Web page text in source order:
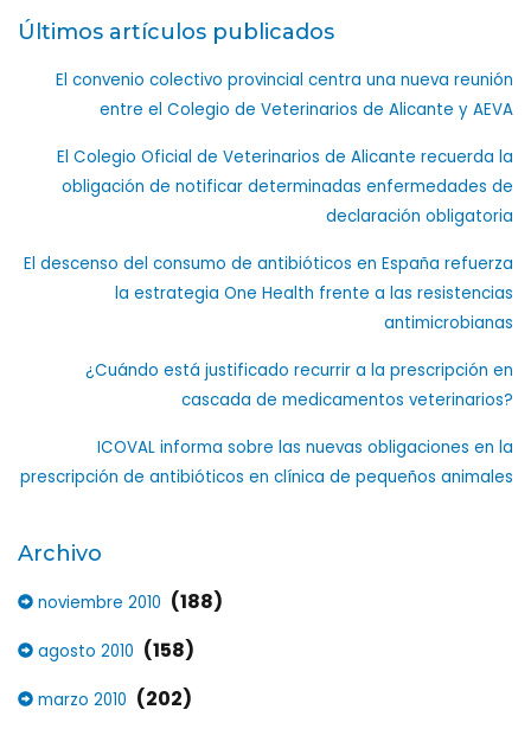
Últimos artículos publicados
El convenio colectivo provincial centra una nueva reunión
entre el Colegio de Veterinarios de Alicante y AEVA
El Colegio Oficial de Veterinarios de Alicante recuerda la
obligación de notificar determinadas enfermedades de
declaración obligatoria
El descenso del consumo de antibióticos en España refuerza
la estrategia One Health frente a las resistencias
antimicrobianas
¿Cuándo está justificado recurrir a la prescripción en
cascada de medicamentos veterinarios?
ICOVAL informa sobre las nuevas obligaciones en la
prescripción de antibióticos en clínica de pequeños animales
Archivo
noviembre 2010 (188)
agosto 2010 (158)
marzo 2010 (202)